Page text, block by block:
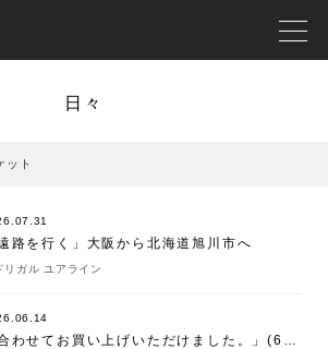
日々
ット
遠路を行く」大阪から北海道旭川市へ
リガル ユアライン
「合わせてお買い上げいただけました。」(6/14)